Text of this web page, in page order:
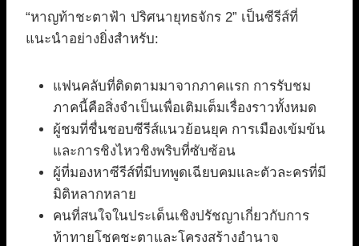
“หาญท้าชะตาฟ้า ปริศนายุทธจักร 2” เป็นซีรีส์ที่
แนะนำอย่างยิ่งสำหรับ:
แฟนคลับที่ติดตามมาจากภาคแรก การรับชม
ภาคนี้คือสิ่งจำเป็นเพื่อเติมเต็มเรื่องราวทั้งหมด
ผู้ชมที่ชื่นชอบซีรีส์แนวย้อนยุค การเมืองเข้มข้น
และการชิงไหวชิงพริบที่ซับซ้อน
ผู้ที่มองหาซีรีส์ที่มีบทพูดเฉียบคมและตัวละครที่มี
มิติหลากหลาย
คนที่สนใจในประเด็นเชิงปรัชญาเกี่ยวกับการ
ท้าทายโชคชะตาและโครงสร้างอำนาจ